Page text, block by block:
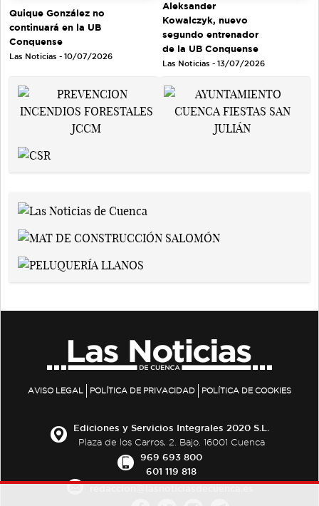
Quique González no
continuará en la UB
Conquense
Las Noticias - 10/07/2026
Aleksander
Kowalczyk, nuevo
segundo entrenador
de la UB Conquense
Las Noticias - 13/07/2026
AVISO LEGAL POLÍTICA DE PRIVACIDAD POLÍTICA DE COOKIES
Ediciones y Servicios Integrales 2020 S.L.
Plaza de los Carros, 2. Bajo. 16001 Cuenca
969 693 800
601 119 818